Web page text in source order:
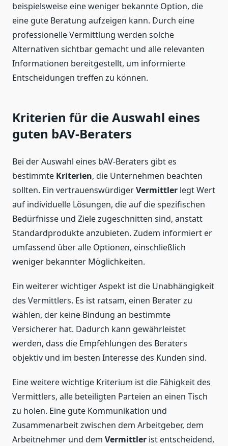
beispielsweise eine weniger bekannte Option, die
eine gute Beratung aufzeigen kann. Durch eine
professionelle Vermittlung werden solche
Alternativen sichtbar gemacht und alle relevanten
Informationen bereitgestellt, um informierte
Entscheidungen treffen zu können.
Kriterien für die Auswahl eines
guten bAV-Beraters
Bei der Auswahl eines bAV-Beraters gibt es
bestimmte Kriterien, die Unternehmen beachten
sollten. Ein vertrauenswürdigerVermittler legt Wert
auf individuelle Lösungen, die auf die spezifischen
Bedürfnisse und Ziele zugeschnitten sind, anstatt
Standardprodukte anzubieten. Zudem informiert er
umfassend über alle Optionen, einschließlich
weniger bekannter Möglichkeiten.
Ein weiterer wichtiger Aspekt ist die Unabhängigkeit
des Vermittlers. Es ist ratsam, einen Berater zu
wählen, der keine Bindung an bestimmte
Versicherer hat. Dadurch kann gewährleistet
werden, dass die Empfehlungen des Beraters
objektiv und im besten Interesse des Kunden sind.
Eine weitere wichtige Kriterium ist die Fähigkeit des
Vermittlers, alle beteiligten Parteien an einen Tisch
zu holen. Eine gute Kommunikation und
Zusammenarbeit zwischen dem Arbeitgeber, dem
Arbeitnehmer und dem Vermittler ist entscheidend,